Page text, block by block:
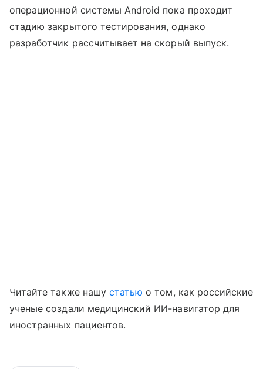
операционной системы Android пока проходит
стадию закрытого тестирования, однако
разработчик рассчитывает на скорый выпуск.
Читайте также нашу статью о том, как российские
ученые создали медицинский ИИ-навигатор для
иностранных пациентов.